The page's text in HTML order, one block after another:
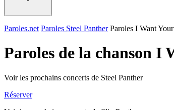
Paroles.net Paroles Steel Panther Paroles I Want
Paroles de la chanson I
Voir les prochains concerts de Steel Panther
Réserver